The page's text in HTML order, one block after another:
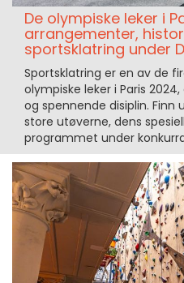
De olympiske leker i
arrangementer,
sportsklatring under
Sportsklatring er en av de
olympiske leker i Paris
og spennende disiplin.
store utøverne, dens
programmet under